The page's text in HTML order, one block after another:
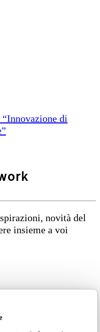
di
novità del
insieme a voi